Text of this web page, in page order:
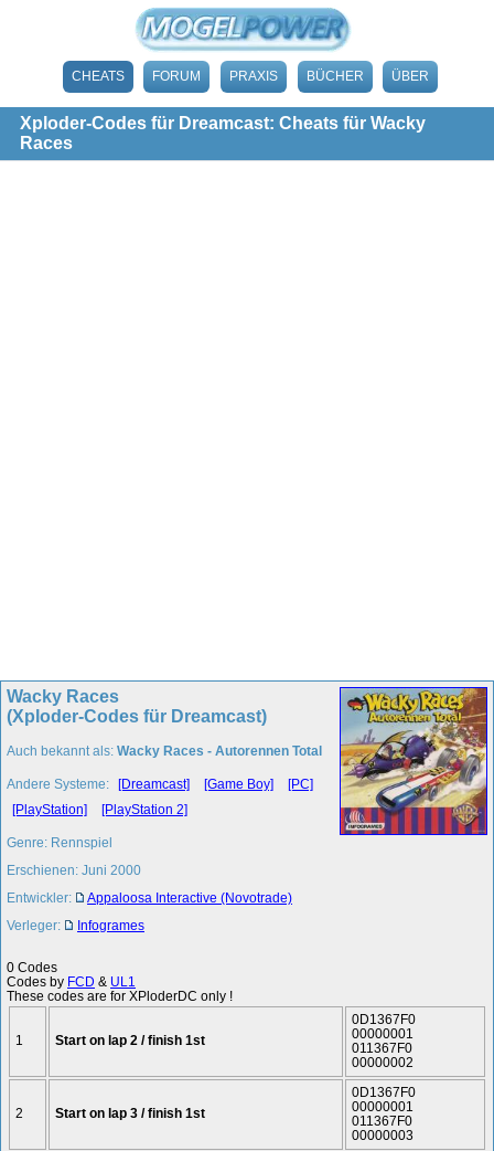
CHEATS FORUM PRAXIS BÜCHER ÜBER
Xploder-Codes für Dreamcast: Cheats für Wacky
Races
Wacky Races
(Xploder-Codes für Dreamcast)
Auch bekannt als: Wacky Races - Autorennen Total
Andere Systeme: [Dreamcast] [Game Boy]
[PC]
[PlayStation]
[PlayStation 2]
Genre: Rennspiel
Erschienen: Juni 2000
Entwickler:
Appaloosa Interactive (Novotrade)
Verleger:
Infogrames
0 Codes
Codes by FCD & UL1
These codes are for XPloderDC only !
1 Start on lap 2 / finish 1st
0D1367F0
00000001
011367F0
00000002
2 Start on lap 3 / finish 1st
0D1367F0
00000001
011367F0
00000003